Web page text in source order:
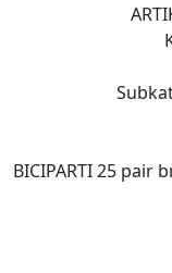
BICIPARTI 25 pair